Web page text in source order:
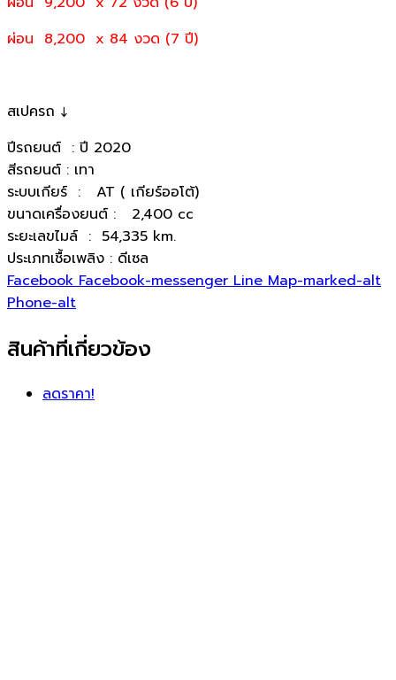
ผ่อน 8,200 x 84 งวด (7 ปี)
สเปครถ ↓
ปีรถยนต์ : ปี 2020
สีรถยนต์ : เทา
ระบบเกียร์ : AT ( เกียร์ออโต้)
ขนาดเครื่องยนต์ : 2,400 cc
ระยะเลขไมล์ : 54,335 km.
ประเภทเชื้อเพลิง : ดีเซล
Facebook Facebook-messenger Line Map-marked-alt
Phone-alt
สินค้าที่เกี่ยวข้อง
ลดราคา!